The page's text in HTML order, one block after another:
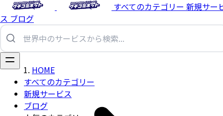
すべてのカテゴリー 新規サー
ス ブログ
すべてのカテゴリー
新規サービス
ブログ
HOME